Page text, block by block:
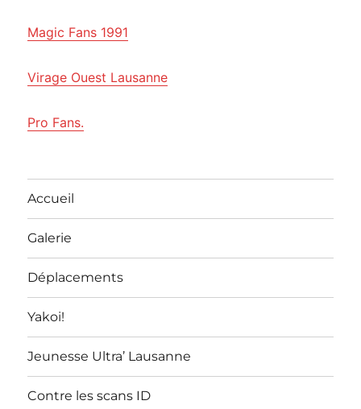
Magic Fans 1991
Virage Ouest Lausanne
Pro Fans.
Accueil
Galerie
Déplacements
Yakoi!
Jeunesse Ultra’ Lausanne
Contre les scans ID